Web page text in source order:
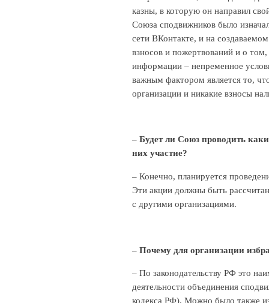
казны, в которую он направил
Союза сподвижников было
сети ВКонтакте, и на
взносов и пожертвований и о
информации – непременное
важным фактором является то,
организации и никакие взносы
– Будет ли Союз проводить
них участие?
– Конечно, планируется
Эти акции должны быть
с другими организациями.
– Почему для организации
– По законодательству РФ это
деятельности объединения
кодекса РФ). Можно было также